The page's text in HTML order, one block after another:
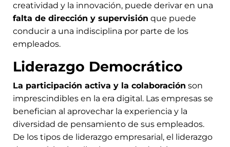
creatividad y la innovación, puede derivar en una
falta de dirección y supervisión que puede
conducir a una indisciplina por parte de los
empleados.
Liderazgo Democrático
La participación activa y la colaboración son
imprescindibles en la era digital. Las empresas se
benefician al aprovechar la experiencia y la
diversidad de pensamiento de sus empleados.
De los tipos de liderazgo empresarial, el liderazgo